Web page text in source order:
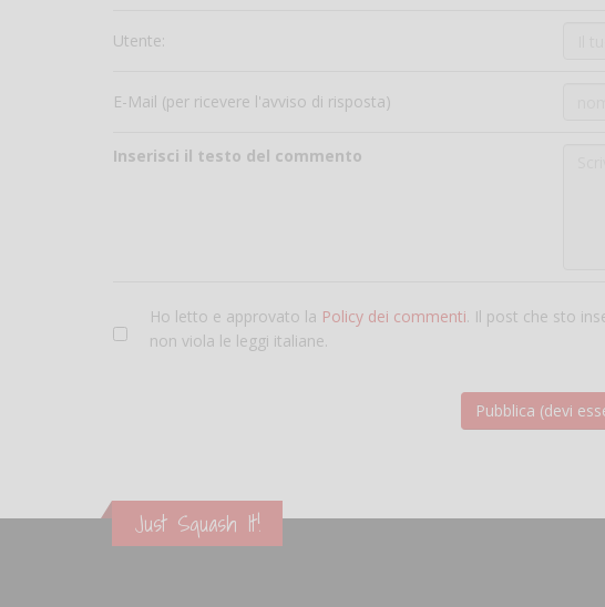
Utente:
E-Mail (per ricevere l'avviso di risposta)
Inserisci il testo del commento
Ho letto e approvato la Policy dei commenti. Il post che sto
non viola le leggi italiane.
Just Squash It!